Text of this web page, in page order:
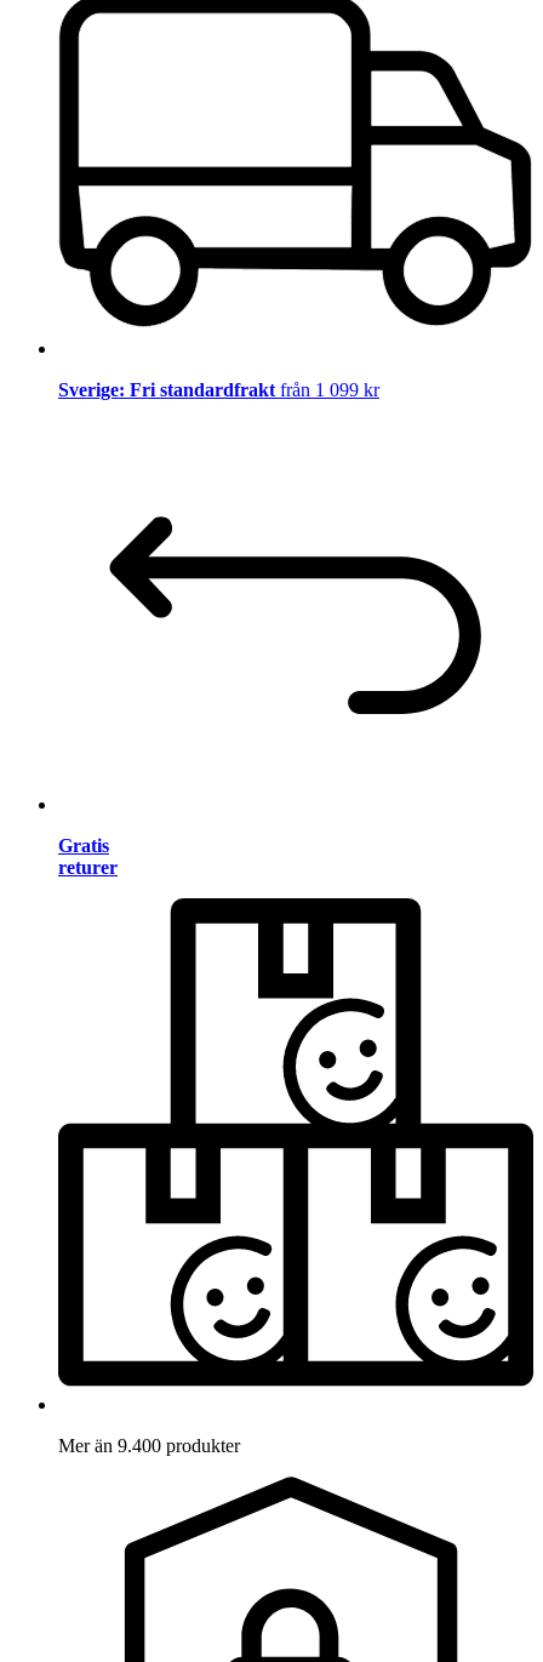
Sverige: Fri standardfrakt från 1 099 kr
Gratis
returer
Mer än 9.400 produkter